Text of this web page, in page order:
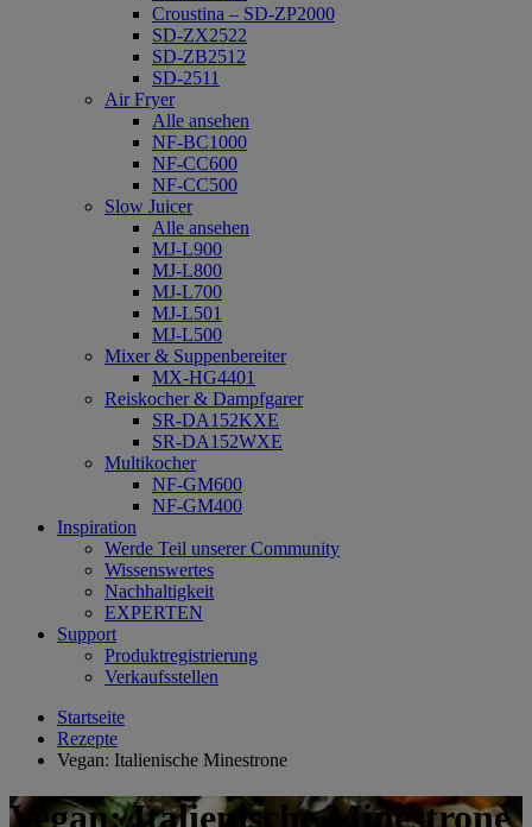
Croustina – SD-ZP2000
SD-ZX2522
SD-ZB2512
SD-2511
Air Fryer
Alle ansehen
NF-BC1000
NF-CC600
NF-CC500
Slow Juicer
Alle ansehen
MJ-L900
MJ-L800
MJ-L700
MJ-L501
MJ-L500
Mixer & Suppenbereiter
MX-HG4401
Reiskocher & Dampfgarer
SR-DA152KXE
SR-DA152WXE
Multikocher
NF-GM600
NF-GM400
Inspiration
Werde Teil unserer Community
Wissenswertes
Nachhaltigkeit
EXPERTEN
Support
Produktregistrierung
Verkaufsstellen
Startseite
Rezepte
Vegan: Italienische Minestrone
Vegan: Italienische Minestrone